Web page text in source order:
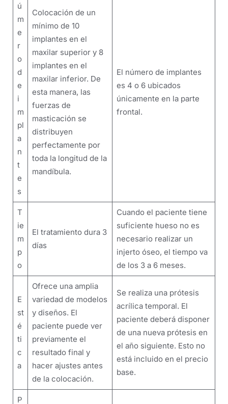
ú
m
e
r
o
d
e
i
m
pl
a
n
t
e
s
Colocación de un
mínimo de 10
implantes en el
maxilar superior y 8
implantes en el
maxilar inferior. De
esta manera, las
fuerzas de
masticación se
distribuyen
perfectamente por
toda la longitud de la
mandíbula.
El número de implantes
es 4 o 6 ubicados
únicamente en la parte
frontal.
T
ie
m
p
o
El tratamiento dura 3
días
Cuando el paciente tiene
suficiente hueso no es
necesario realizar un
injerto óseo, el tiempo va
de los 3 a 6 meses.
E
st
é
ti
c
a
Ofrece una amplia
variedad de modelos
y diseños. El
paciente puede ver
previamente el
resultado final y
hacer ajustes antes
de la colocación.
Se realiza una prótesis
acrílica temporal. El
paciente deberá disponer
de una nueva prótesis en
el año siguiente. Esto no
está incluido en el precio
base.
P